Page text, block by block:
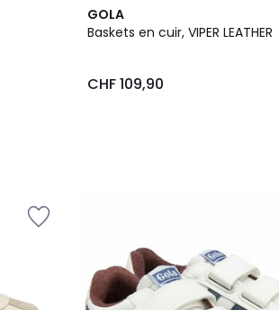
GOLA
Baskets en cuir, VIPER LEATHER
CHF 109,90